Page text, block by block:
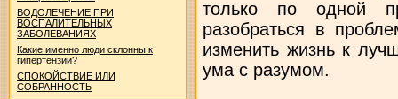
ВОДОЛЕЧЕНИЕ ПРИ
ВОСПАЛИТЕЛЬНЫХ
ЗАБОЛЕВАНИЯХ
Какие именно люди склонны к
гипертензии?
СПОКОЙСТВИЕ ИЛИ
СОБРАННОСТЬ
только по одной
разобраться в
изменить жизнь к
ума с разумом.